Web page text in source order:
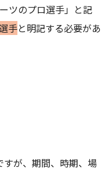
ツのプロ選手」と記
手と明記する必要があ
が、期間、時期、場